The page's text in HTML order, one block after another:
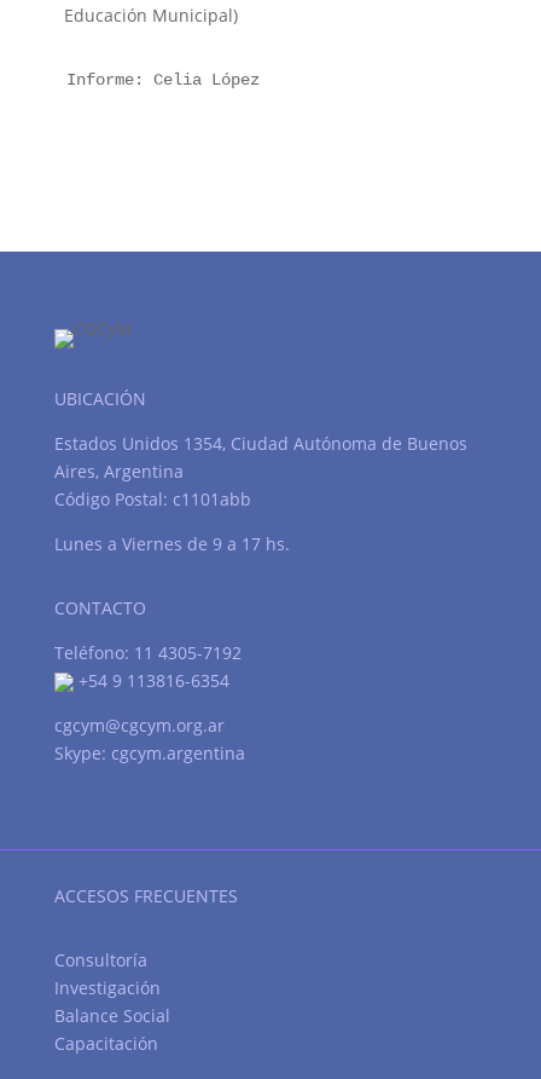
Educación Municipal)
Informe: Celia López
UBICACIÓN
Estados Unidos 1354, Ciudad Autónoma de Buenos
Aires, Argentina
Código Postal: c1101abb
Lunes a Viernes de 9 a 17 hs.
CONTACTO
Teléfono: 11 4305-7192
+54 9 113816-6354
cgcym@cgcym.org.ar
Skype: cgcym.argentina
ACCESOS FRECUENTES
Consultoría
Investigación
Balance Social
Capacitación